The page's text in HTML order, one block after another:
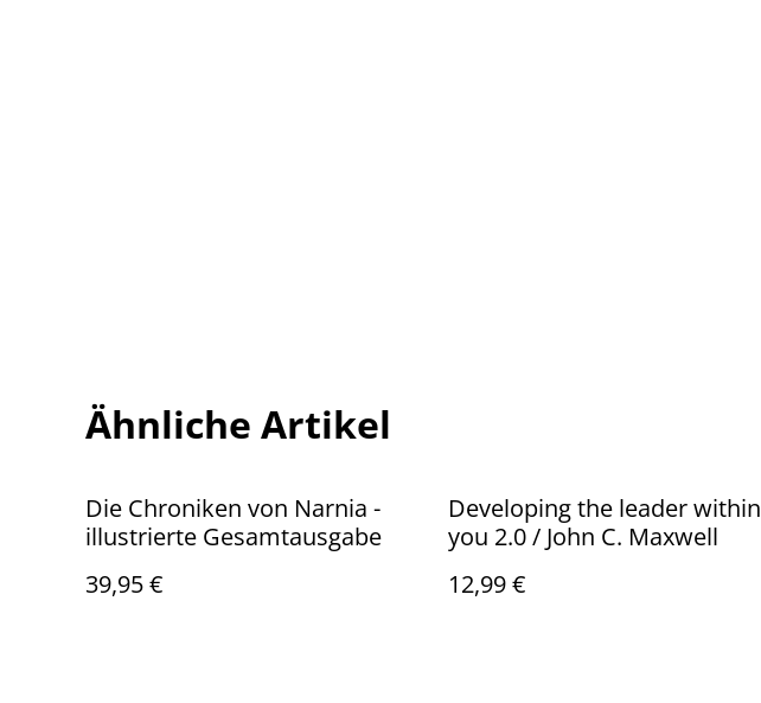
Ähnliche Artikel
Die Chroniken von Narnia -
illustrierte Gesamtausgabe
39,95 €
Developing the leader within
you 2.0 / John C. Maxwell
12,99 €